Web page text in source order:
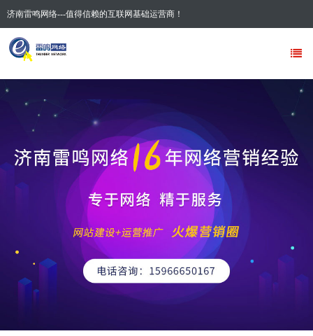
济南雷鸣网络---值得信赖的互联网基础运营商！